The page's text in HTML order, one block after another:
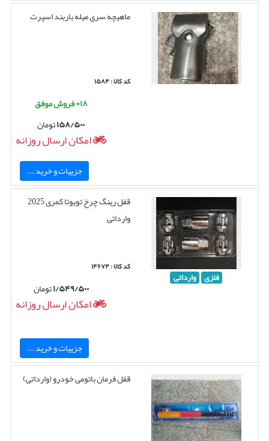
ماهیچه سری میله باربند اسپرت
کد کالا : ۱۵۸۴
۱۸+ فروش موفق
۱۵۸/۵۰۰تومان
امکان ارسال روزانه
جزییات و خرید ...
فلزی وارداتی
قفل رینگ چرخ تویوتا کمری 2025
وارداتی
کد کالا : ۱۴۶۷۴
۱/۵۴۹/۵۰۰تومان
امکان ارسال روزانه
جزییات و خرید ...
قفل فرمان باتومی خودرو (وارداتی)